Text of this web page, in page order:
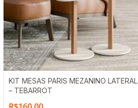
KIT MESAS PARIS MEZANINO LATERAL
– TEBARROT